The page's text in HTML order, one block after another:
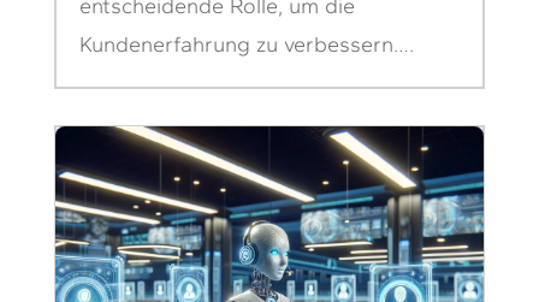
entscheidende Rolle, um die
Kundenerfahrung zu verbessern….